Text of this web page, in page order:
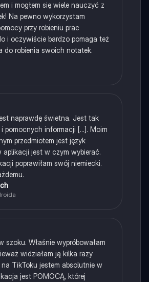
i mogłem się wiele nauczyć z
Na pewno wykorzystam
przy robieniu prac
i oczywiście bardzo pomaga też
do robienia swoich notatek.
naprawdę świetna. Jest tak
pomocnych informacji [...]. Moim
przedmiotem jest język
aplikacji jest w czym wybierać.
poprawiłam swój niemiecki.
szoku. Właśnie wypróbowałam
widziałam ją kilka razy
TikToku jestem absolutnie w
jest POMOCĄ, której